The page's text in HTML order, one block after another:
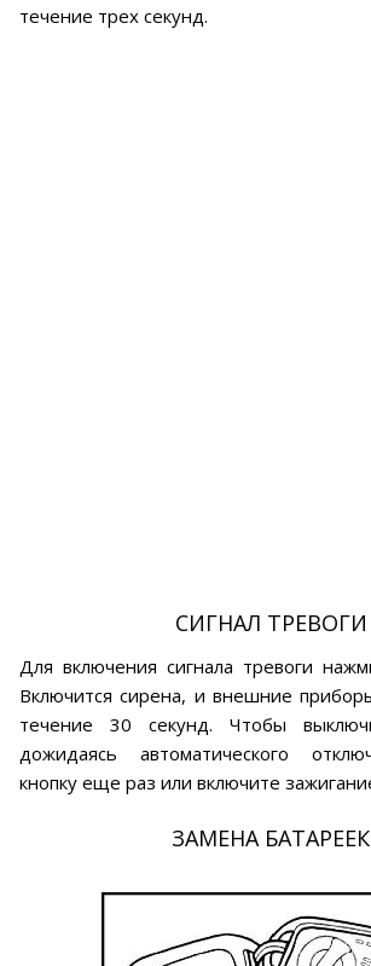
течение трех секунд.
СИГНАЛ ТРЕВОГИ
Для включения сигнала тревоги
Включится сирена, и внешние
течение 30 секунд. Чтобы
дожидаясь автоматического
кнопку еще раз или включите
ЗАМЕНА БАТАРЕЕК